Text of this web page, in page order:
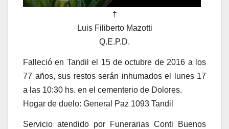
†
Luis Filiberto Mazotti
Q.E.P.D.
Falleció en Tandil el 15 de octubre de 2016 a los
77 años, sus restos serán inhumados el lunes 17
a las 10:30 hs. en el cementerio de Dolores.
Hogar de duelo: General Paz 1093 Tandil
Servicio atendido por Funerarias Conti Buenos